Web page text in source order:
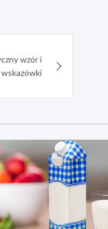
wzór i
wskazówki